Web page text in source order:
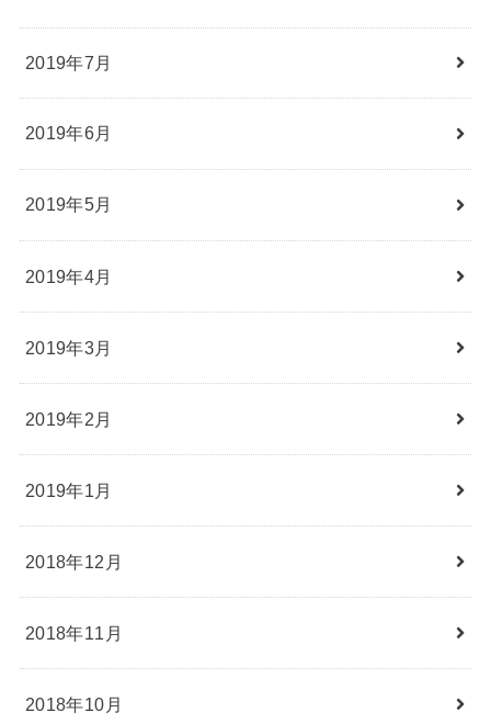
2019年7月
2019年6月
2019年5月
2019年4月
2019年3月
2019年2月
2019年1月
2018年12月
2018年11月
2018年10月